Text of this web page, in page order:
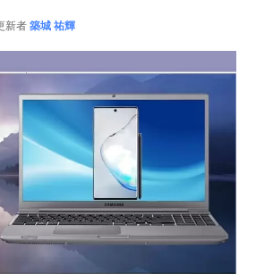
新者築城 祐輝